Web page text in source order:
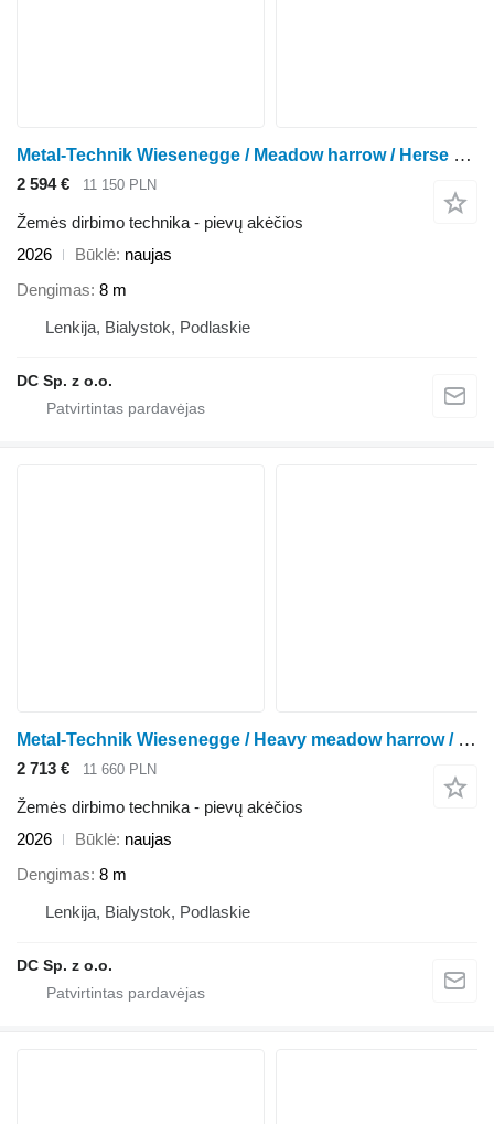
Metal-Technik Wiesenegge / Meadow harrow / Herse de prairie / Strigliatrice 8
2 594 € 11 150 PLN
Žemės dirbimo technika - pievų akėčios
2026
Būklė naujas
Dengimas 8 m
Lenkija, Bialystok, Podlaskie
DC Sp. z o.o.
Metal-Technik Wiesenegge / Heavy meadow harrow / Herse de prairie lourde 8 m
2 713 € 11 660 PLN
Žemės dirbimo technika - pievų akėčios
2026
Būklė naujas
Dengimas 8 m
Lenkija, Bialystok, Podlaskie
DC Sp. z o.o.